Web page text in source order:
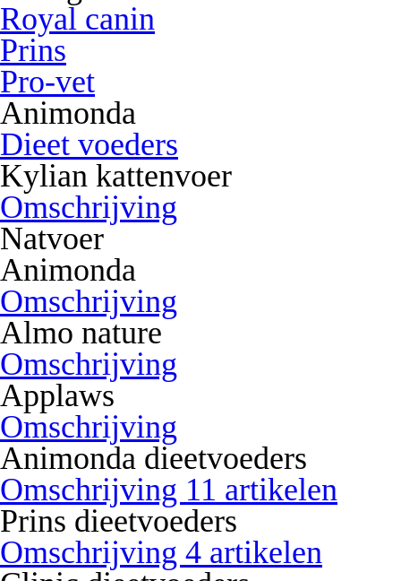
Royal canin
Prins
Pro-vet
Animonda
Dieet voeders
Kylian kattenvoer
Omschrijving
Natvoer
Animonda
Omschrijving
Almo nature
Omschrijving
Applaws
Omschrijving
Animonda dieetvoeders
Omschrijving 11 artikelen
Prins dieetvoeders
Omschrijving 4 artikelen